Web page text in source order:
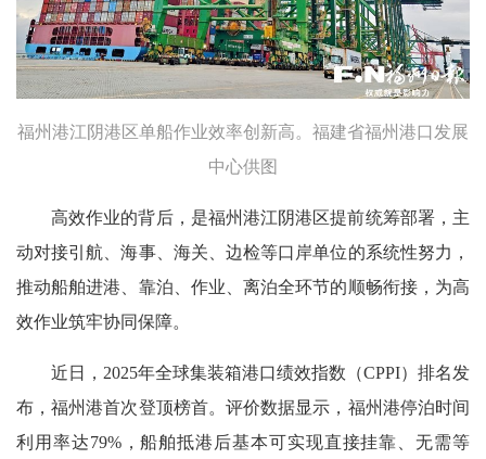
福州港江阴港区单船作业效率创新高。福建省福州港口发展
中心供图
高效作业的背后，是福州港江阴港区提前统筹部署，主
动对接引航、海事、海关、边检等口岸单位的系统性努力，
推动船舶进港、靠泊、作业、离泊全环节的顺畅衔接，为高
效作业筑牢协同保障。
近日，2025年全球集装箱港口绩效指数（CPPI）排名发
布，福州港首次登顶榜首。评价数据显示，福州港停泊时间
利用率达79%，船舶抵港后基本可实现直接挂靠、无需等